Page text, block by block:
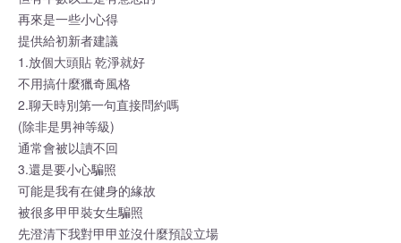
再來是一些小心得
提供給初新者建議
1.放個大頭貼 乾淨就好
不用搞什麼獵奇風格
2.聊天時別第一句直接問約嗎
(除非是男神等級)
通常會被以讀不回
3.還是要小心騙照
可能是我有在健身的緣故
被很多甲甲裝女生騙照
先澄清下我對甲甲並沒什麼預設立場